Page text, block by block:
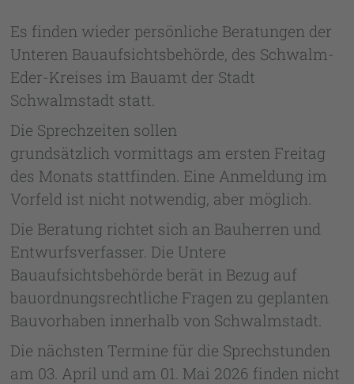
Es finden wieder persönliche Beratungen der
Unteren Bauaufsichtsbehörde, des Schwalm-
Eder-Kreises im Bauamt der Stadt
Schwalmstadt statt.
Die Sprechzeiten sollen
grundsätzlich vormittags am ersten Freitag
des Monats stattfinden. Eine Anmeldung im
Vorfeld ist nicht notwendig, aber möglich.
Die Beratung richtet sich an Bauherren und
Entwurfsverfasser. Die Untere
Bauaufsichtsbehörde berät in Bezug auf
bauordnungsrechtliche Fragen zu geplanten
Bauvorhaben innerhalb von Schwalmstadt.
Die nächsten Termine für die Sprechstunden
am 03. April und am 01. Mai 2026 finden nicht